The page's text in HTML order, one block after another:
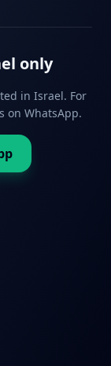
only
in Israel. For
on WhatsApp.